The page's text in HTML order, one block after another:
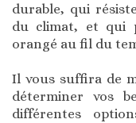
durable, qui
du climat, et qui
orangé au fil du
Il vous suffira de
déterminer vos
différentes